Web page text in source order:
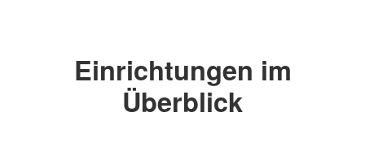
Einrichtungen im
Überblick